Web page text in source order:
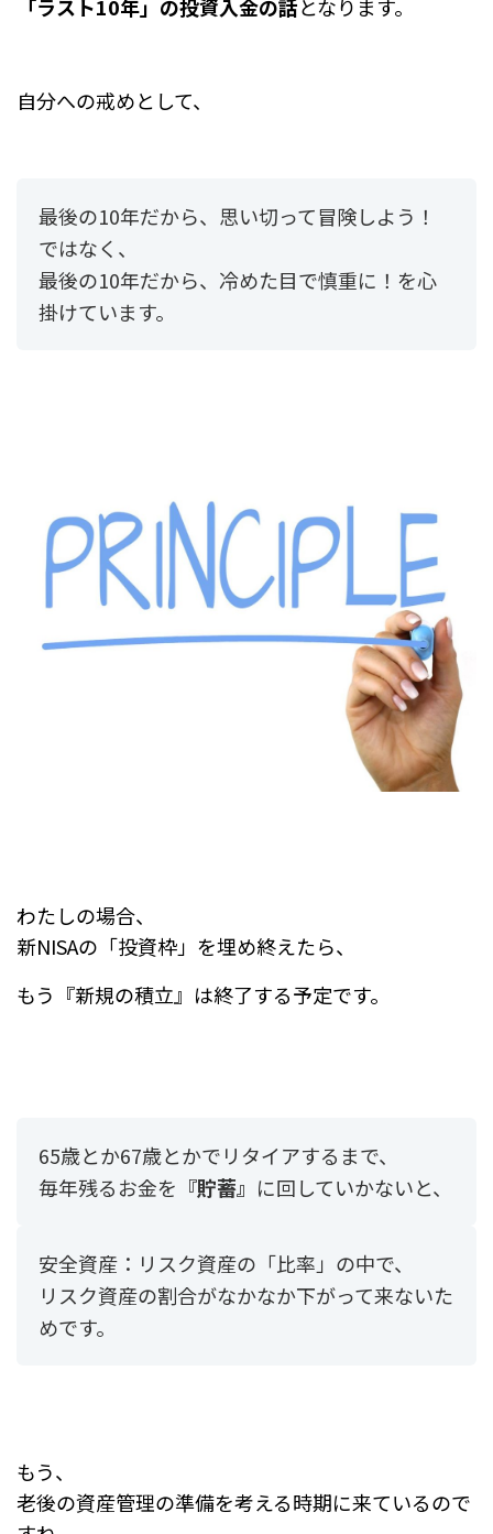
「ラスト10年」の投資入金の話となります。
自分への戒めとして、
最後の10年だから、思い切って冒険しよう！
ではなく、
最後の10年だから、冷めた目で慎重に！を心
掛けています。
わたしの場合、
新NISAの「投資枠」を埋め終えたら、
もう『新規の積立』は終了する予定です。
65歳とか67歳とかでリタイアするまで、
毎年残るお金を 『貯蓄』 に回していかないと、
安全資産：リスク資産の「比率」の中で、
リスク資産の割合がなかなか下がって来ないた
めです。
もう、
老後の資産管理の準備を考える時期に来ているので